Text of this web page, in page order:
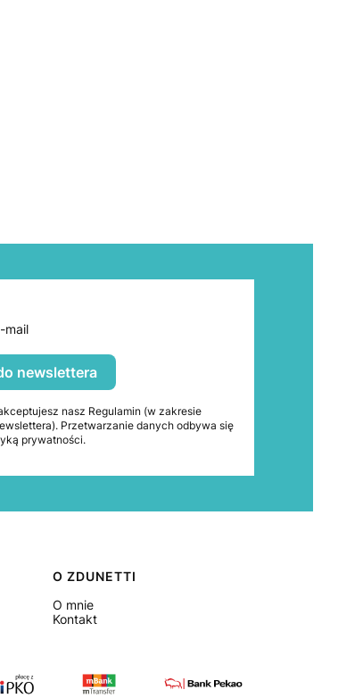
mail
newslettera
nasz Regulamin (w zakresie
Przetwarzanie danych odbywa się
prywatności.
O ZDUNETTI
O mnie
Kontakt